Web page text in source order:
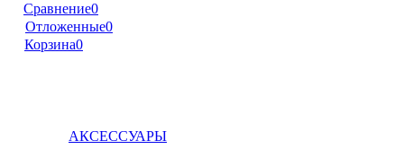
Сравнение0
Отложенные0
Корзина0
АКСЕССУАРЫ